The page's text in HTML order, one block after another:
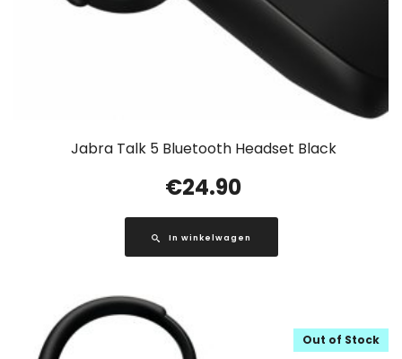
Jabra Talk 5 Bluetooth Headset Black
€24.90
In winkelwagen
Out of Stock